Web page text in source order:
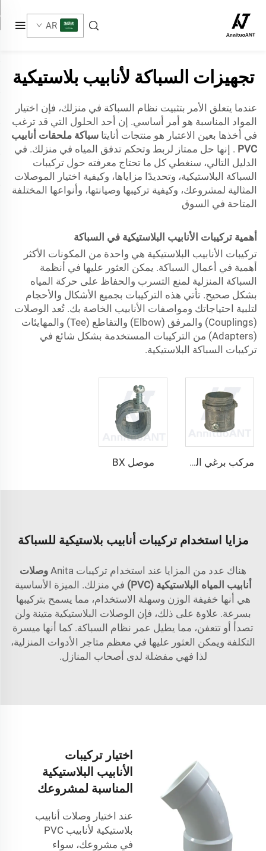
AR
تجهيزات السباكة لأنابيب بلاستيكية
عندما يتعلق الأمر بتثبيت نظام السباكة في منزلك، فإن اختيار
المواد المناسبة هو أمر أساسي. إن أحد الحلول التي قد ترغب
في أخذها بعين الاعتبار هو منتجات أنايتا سباكة ملحقات أنابيب
PVC . إنها حل ممتاز لربط وتحكم تدفق المياه في منزلك. في
الدليل التالي، سنغطي كل ما تحتاج معرفته حول تركيبات
السباكة البلاستيكية، وتحديدًا مزاياها، وكيفية اختيار الموصلات
المثالية لمشروعك، وكيفية تركيبها وصيانتها، وأنواعها المختلفة
المتاحة في السوق
أهمية تركيبات الأنابيب البلاستيكية في السباكة
تركيبات الأنابيب البلاستيكية هي واحدة من المكونات الأكثر
أهمية في أعمال السباكة. يمكن العثور عليها في أنظمة
السباكة المنزلية لمنع التسرب والحفاظ على حركة المياه
بشكل صحيح. تأتي هذه التركيبات بجميع الأشكال والأحجام
لتلبية احتياجاتك ومواصفات الأنابيب الخاصة بك. تُعد الوصلات
(Couplings) والمرفق (Elbow) والتقاطع (Tee) والمهايئات
(Adapters) من التركيبات المستخدمة بشكل شائع في
تركيبات السباكة البلاستيكية.
مركب برغي الضبط موصل BX
مزايا استخدام تركيبات أنابيب بلاستيكية للسباكة
هناك عدد من المزايا عند استخدام تركيبات Anita
وصلات
أنابيب المياه البلاستيكية (PVC)
في منزلك. الميزة الأساسية
هي أنها خفيفة الوزن وسهلة الاستخدام، مما يسمح بتركيبها
بسرعة. علاوة على ذلك، فإن الوصلات البلاستيكية متينة ولن
تصدأ أو تتعفن، مما يطيل عمر نظام السباكة. كما أنها ميسرة
التكلفة ويمكن العثور عليها في معظم متاجر الأدوات المنزلية،
لذا فهي مفضلة لدى أصحاب المنازل.
اختيار تركيبات
الأنابيب البلاستيكية
المناسبة لمشروعك
عند اختيار وصلات أنابيب
بلاستيكية لأنابيب PVC
في مشروعك، سواء